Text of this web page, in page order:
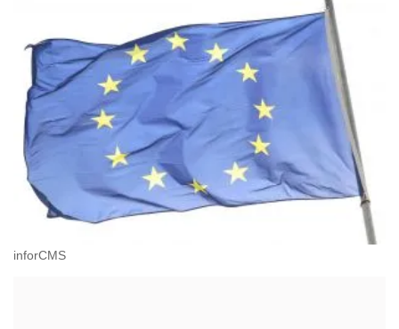
inforCMS